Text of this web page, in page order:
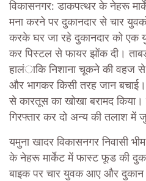
विकासनगर: डाकपत्थर के नेहरू
मना करने पर दुकानदार से चार
करके घर जा रहे दुकानदार को एक
कर पिस्टल से फायर झोंक दी।
हालंाकि निशाना चूकने की वहज से
और भागकर किसी तरह जान
से कारतूस का खोखा बरामद किया।
गिरफ्तार कर दो अन्य की तलाश में
यमुना खादर विकासनगर निवासी
के नेहरू मार्केट में फास्ट फूड की
बाइक पर चार युवक आए और दुकान